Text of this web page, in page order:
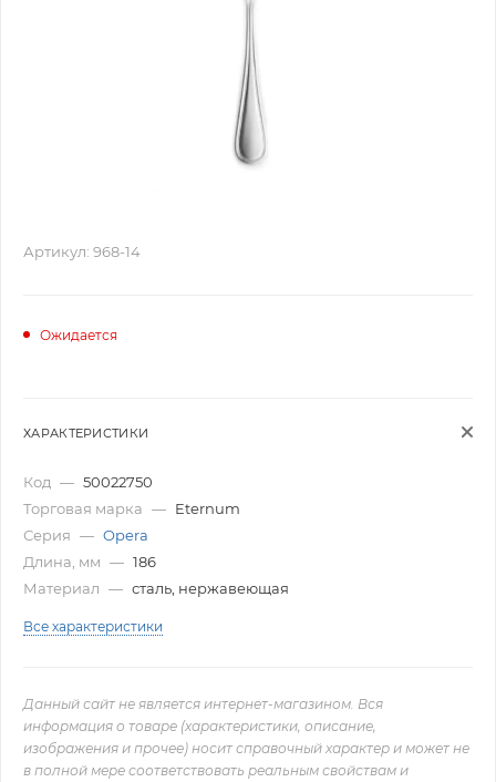
Артикул: 968-14
Ожидается
ХАРАКТЕРИСТИКИ
Код — 50022750
Торговая марка — Eternum
Серия — Opera
Длина, мм — 186
Материал — сталь, нержавеющая
Все характеристики
Данный сайт не является интернет-магазином. Вся
информация о товаре (характеристики, описание,
изображения и прочее) носит справочный характер и может не
в полной мере соответствовать реальным свойствам и